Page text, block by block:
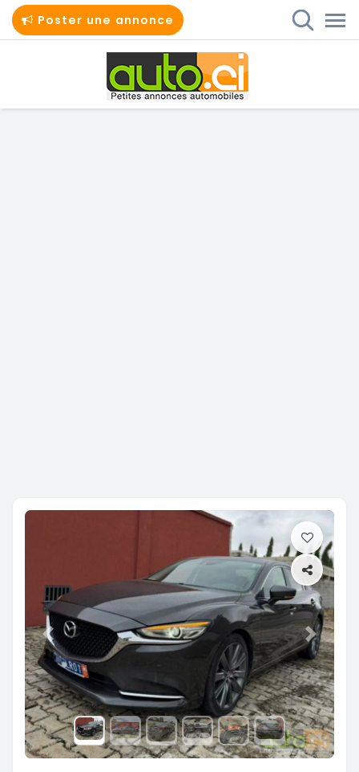
Poster une annonce
Previous Next